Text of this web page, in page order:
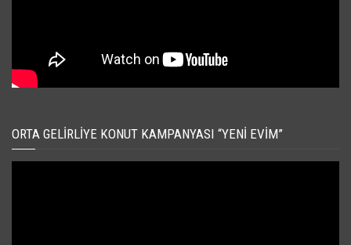
ORTA GELIRLIYE KONUT KAMPANYASI “YENI EVIM”